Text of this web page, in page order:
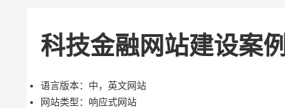
科技金融网站建设案例
语言版本：中，英文网站
网站类型：响应式网站